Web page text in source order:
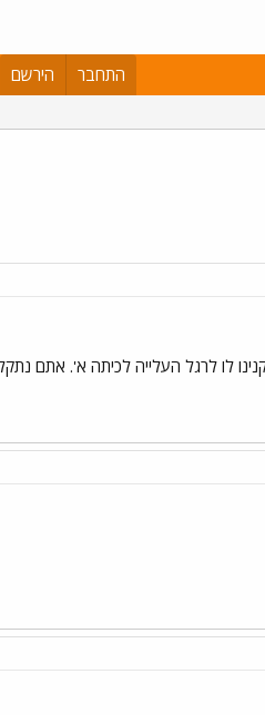
התחבר הירשם
לו לרגל העלייה לכיתה א'. אתם